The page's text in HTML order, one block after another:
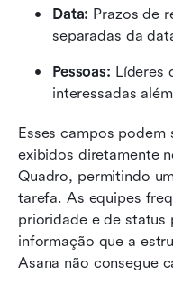
Data: Prazos de
separadas da
Pessoas: Líderes
interessadas
Esses campos
exibidos diretamente
Quadro, permitindo
tarefa. As equipes
prioridade e de status
informação que a
Asana não consegue